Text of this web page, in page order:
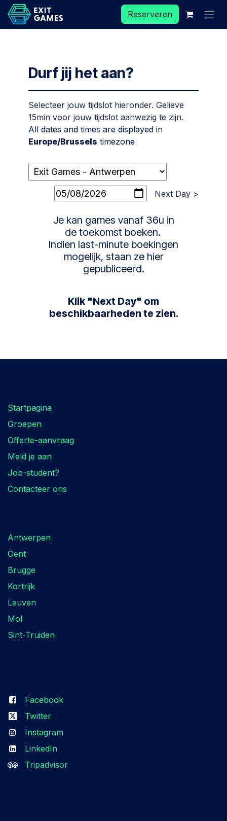
Overslaan naar inhoud
Reserveren
Durf jij het aan?
Selecteer jouw tijdslot hieronder. Gelieve
15min voor jouw tijdslot aanwezig te zijn.
All dates and times are displayed in
Europe/Brussels timezone
Next Day >
Je kan games vanaf 36u in
de toekomst boeken.
Indien last-minute boekingen
mogelijk, staan ze hier
gepubliceerd.
Klik "Next Day" om
beschikbaarheden te zien.
Startpagina
Groepen
Offerte-aanvraag
Meld je aan
Job-student?
Contacteer ons
Antwerpen
Gent
Brugge
Kortrijk
Leuven
Mol
Sint-Truiden
Facebook
Twitter
Instagram
LinkedIn
Tripadvisor